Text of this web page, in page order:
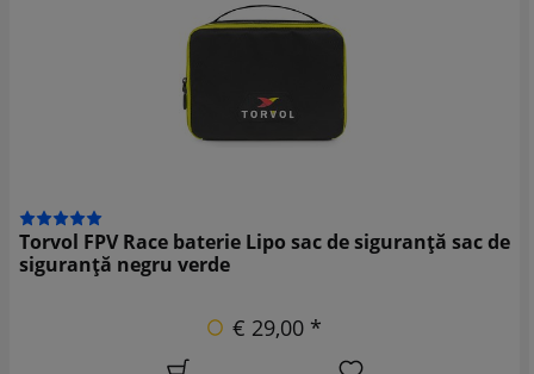
Torvol FPV Race baterie Lipo sac de siguranță sac de
siguranță negru verde
€ 29,00 *